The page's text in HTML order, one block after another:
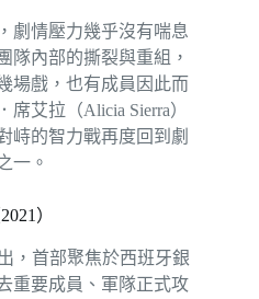
劇情壓力幾乎沒有喘息
隊內部的撕裂與重組，
場戲，也有成員因此而
艾拉（Alicia Sierra）
峙的智力戰再度回到劇
一。
）
，首部聚焦於西班牙銀
重要成員、軍隊正式攻